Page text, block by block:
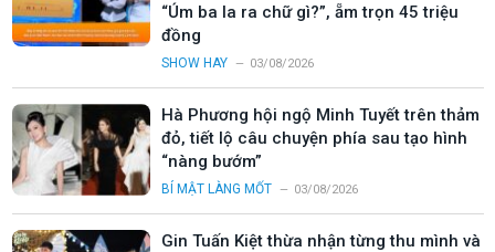
“Úm ba la ra chữ gì?”, ẵm trọn 45 triệu
đồng
SHOW HAY 03/08/2026
Hà Phương hội ngộ Minh Tuyết trên thảm
đỏ, tiết lộ câu chuyện phía sau tạo hình
“nàng bướm”
BÍ MẬT LÀNG MỐT 03/08/2026
Gin Tuấn Kiệt thừa nhận từng thu mình và